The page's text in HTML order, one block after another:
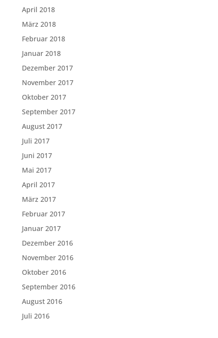
April 2018
März 2018
Februar 2018
Januar 2018
Dezember 2017
November 2017
Oktober 2017
September 2017
August 2017
Juli 2017
Juni 2017
Mai 2017
April 2017
März 2017
Februar 2017
Januar 2017
Dezember 2016
November 2016
Oktober 2016
September 2016
August 2016
Juli 2016